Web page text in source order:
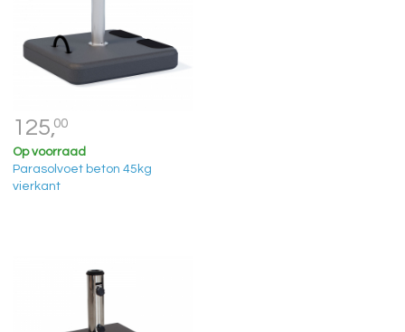
125,00
Op voorraad
Parasolvoet beton 45kg
vierkant